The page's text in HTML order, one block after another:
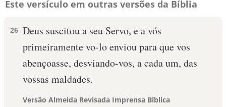
Este versículo em outras versões da Bíblia
26 Deus suscitou a seu Servo, e a vós
primeiramente vo-lo enviou para que vos
abençoasse, desviando-vos, a cada um, das
vossas maldades.
Versão Almeida Revisada Imprensa Bíblica